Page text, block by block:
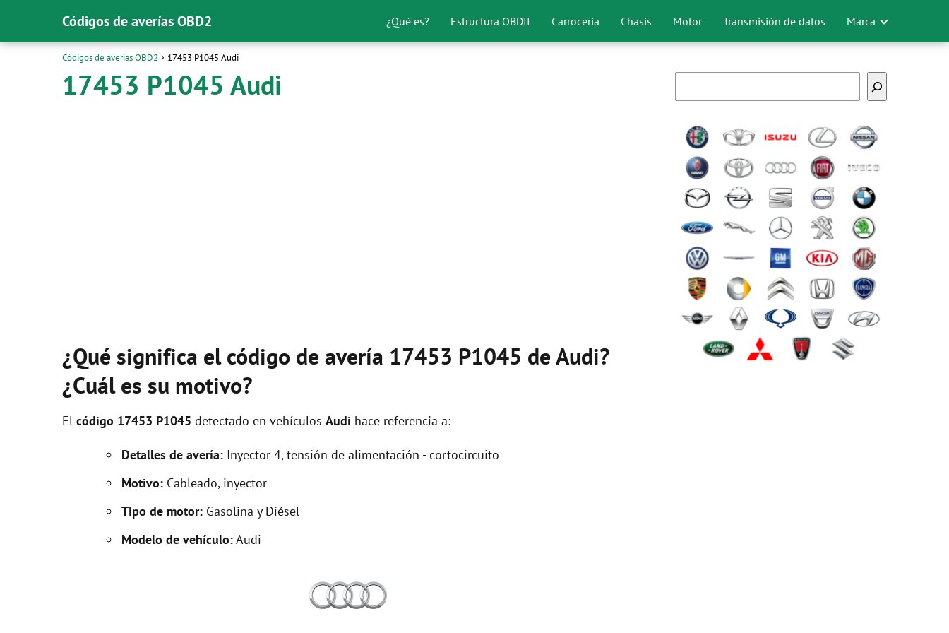
Códigos de averías OBD2 ¿Qué es? Estructura OBDII Carrocería Chasis Motor Transmisión de datos Marca
Códigos de averías OBD2 17453 P1045 Audi
17453 P1045 Audi
¿Qué significa el código de avería 17453 P1045 de Audi?
¿Cuál es su motivo?
El código 17453 P1045 detectado en vehículos Audi hace referencia a:
Detalles de avería: Inyector 4, tensión de alimentación - cortocircuito
Motivo: Cableado, inyector
Tipo de motor: Gasolina y Diésel
Modelo de vehículo:Audi